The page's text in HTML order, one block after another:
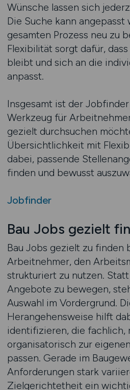
Wünsche lassen sich
Die Suche kann angepasst
gesamten Prozess neu zu
Flexibilität sorgt dafür,
bleibt und sich an die
anpasst.
Insgesamt ist der
Werkzeug für
gezielt durchsuchen
Übersichtlichkeit mit
dabei, passende
finden und bewusst
Jobfinder
Bau Jobs gezielt
Bau Jobs gezielt zu finden
Arbeitnehmer, den
strukturiert zu nutzen.
Angebote zu bewegen,
Auswahl im Vordergrund.
Herangehensweise hilft
identifizieren, die fachlich,
organisatorisch zur
passen. Gerade im
Anforderungen stark
Zielgerichtetheit ein